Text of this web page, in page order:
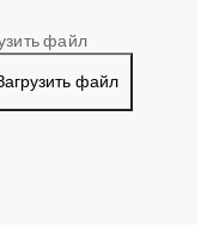
файл
файл